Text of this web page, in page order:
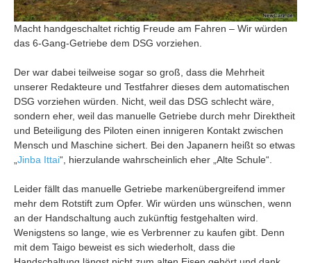
Macht handgeschaltet richtig Freude am Fahren – Wir würden
das 6-Gang-Getriebe dem DSG vorziehen.
Der war dabei teilweise sogar so groß, dass die Mehrheit
unserer Redakteure und Testfahrer dieses dem automatischen
DSG vorziehen würden. Nicht, weil das DSG schlecht wäre,
sondern eher, weil das manuelle Getriebe durch mehr Direktheit
und Beteiligung des Piloten einen innigeren Kontakt zwischen
Mensch und Maschine sichert. Bei den Japanern heißt so etwas
Jinba Ittai“, hierzulande wahrscheinlich eher „Alte Schule“.
Leider fällt das manuelle Getriebe markenübergreifend immer
mehr dem Rotstift zum Opfer. Wir würden uns wünschen, wenn
an der Handschaltung auch zukünftig festgehalten wird.
Wenigstens so lange, wie es Verbrenner zu kaufen gibt. Denn
mit dem Taigo beweist es sich wiederholt, dass die